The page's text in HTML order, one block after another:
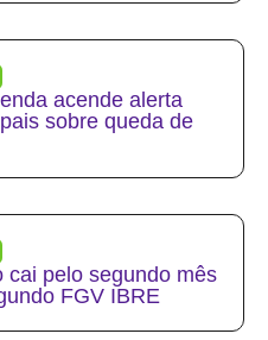
acende alerta
sobre queda de
cai pelo segundo mês
FGV IBRE